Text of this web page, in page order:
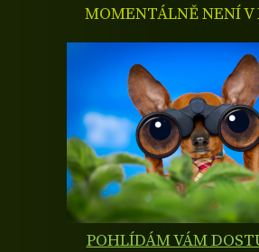
MOMENTÁLNĚ NENÍ V
POHLÍDÁM VÁM